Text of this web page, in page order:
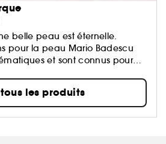
belle peau est éternelle.
pour la peau Mario Badescu
et sont connus pour
aussi uniques que vous
la chimie cosmétique et
pour créer des routines qui
Notre philosophie est
la peau efficaces pour tous -
les produits